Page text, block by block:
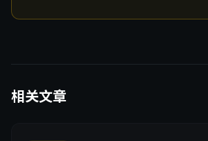
相关文章